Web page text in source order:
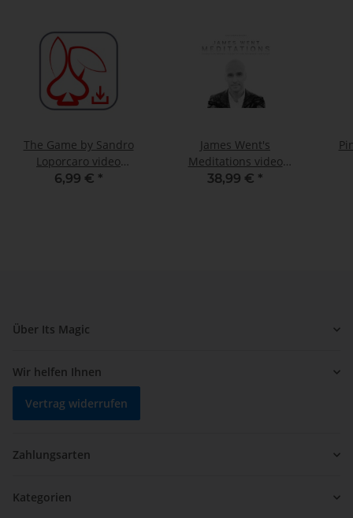
The Game by Sandro
Loporcaro video
DOWNLOAD
6,99 € *
James Went's
Meditations video
DOWNLOAD
38,99 € *
Über Its Magic
Wir helfen Ihnen
Vertrag widerrufen
Zahlungsarten
Kategorien